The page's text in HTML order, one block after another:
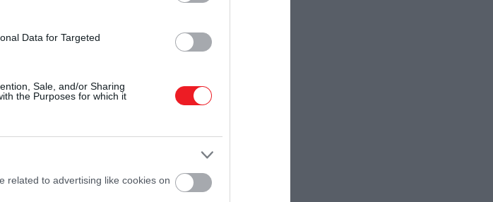
Data for Targeted
Sale, and/or Sharing
the Purposes for which it
related to advertising like cookies on